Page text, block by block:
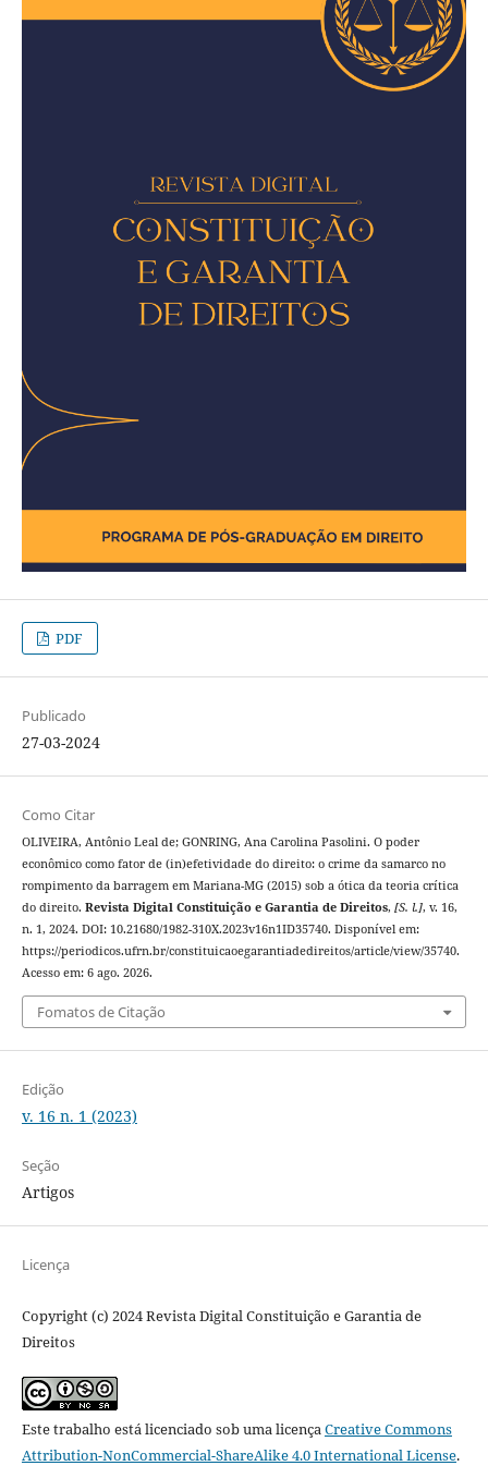
PDF
Publicado
27-03-2024
Como Citar
OLIVEIRA, Antônio Leal de; GONRING, Ana Carolina Pasolini. O poder
econômico como fator de (in)efetividade do direito: o crime da samarco no
rompimento da barragem em Mariana-MG (2015) sob a ótica da teoria crítica
do direito. Revista Digital Constituição e Garantia de Direitos, [S. l.], v. 16,
n. 1, 2024. DOI: 10.21680/1982-310X.2023v16n1ID35740. Disponível em:
https://periodicos.ufrn.br/constituicaoegarantiadedireitos/article/view/35740.
Acesso em: 6 ago. 2026.
Fomatos de Citação
Edição
v. 16 n. 1 (2023)
Seção
Artigos
Licença
Copyright (c) 2024 Revista Digital Constituição e Garantia de
Direitos
Este trabalho está licenciado sob uma licençaCreative Commons
Attribution-NonCommercial-ShareAlike 4.0 International License.